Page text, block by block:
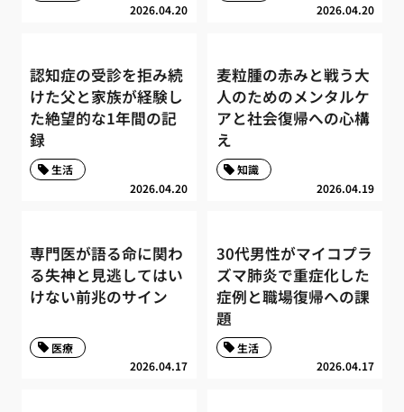
2026.04.20 2026.04.20
認知症の受診を拒み続
けた父と家族が経験し
た絶望的な1年間の記
録
2026.04.20
生活
麦粒腫の赤みと戦う大
人のためのメンタルケ
アと社会復帰への心構
え
2026.04.19
知識
専門医が語る命に関わ
る失神と見逃してはい
けない前兆のサイン
2026.04.17
医療
30代男性がマイコプラ
ズマ肺炎で重症化した
症例と職場復帰への課
題
2026.04.17
生活